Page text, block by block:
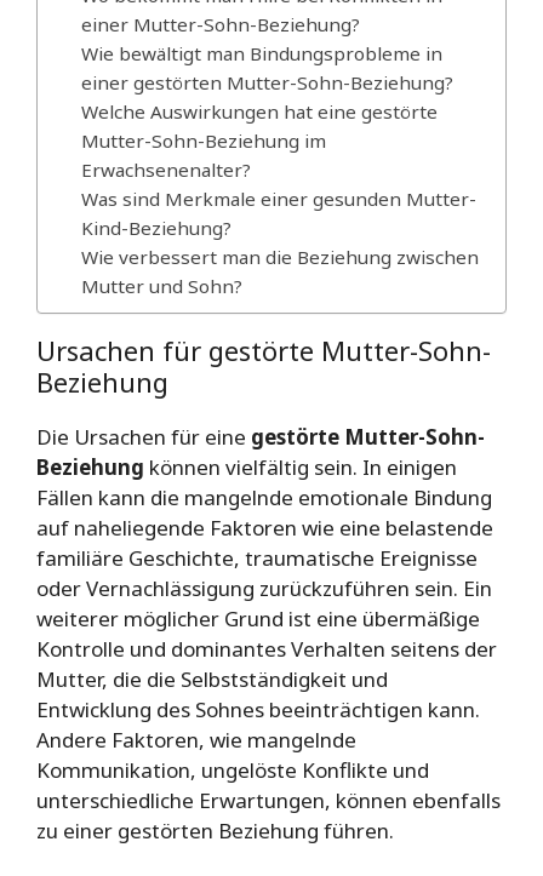
einer Mutter-Sohn-Beziehung?
Wie bewältigt man Bindungsprobleme in
einer gestörten Mutter-Sohn-Beziehung?
Welche Auswirkungen hat eine gestörte
Mutter-Sohn-Beziehung im
Erwachsenenalter?
Was sind Merkmale einer gesunden Mutter-
Kind-Beziehung?
Wie verbessert man die Beziehung zwischen
Mutter und Sohn?
Ursachen für gestörte Mutter-Sohn-
Beziehung
Die Ursachen für eine gestörte Mutter-Sohn-
Beziehung können vielfältig sein. In einigen
Fällen kann die mangelnde emotionale Bindung
auf naheliegende Faktoren wie eine belastende
familiäre Geschichte, traumatische Ereignisse
oder Vernachlässigung zurückzuführen sein. Ein
weiterer möglicher Grund ist eine übermäßige
Kontrolle und dominantes Verhalten seitens der
Mutter, die die Selbstständigkeit und
Entwicklung des Sohnes beeinträchtigen kann.
Andere Faktoren, wie mangelnde
Kommunikation, ungelöste Konflikte und
unterschiedliche Erwartungen, können ebenfalls
zu einer gestörten Beziehung führen.